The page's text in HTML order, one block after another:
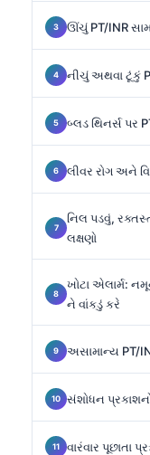
ઊંચું PT/INR
નીચું અથવા ટૂંકું
બ્લડ થિનર્સ પર
લીવર રોગ અને
નિલ પડવું,
લક્ષણો
ખોટા એલાર્મ:
ને વાંકડું કરે
અસામાન્ય PT/
સંશોધન
વારંવાર પૂછાતા